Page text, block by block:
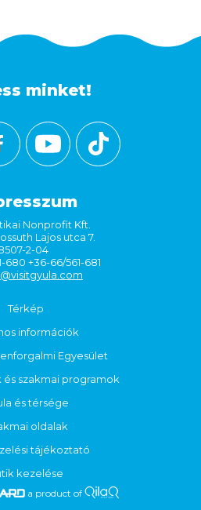
minket!
Nonprofit Kft.
Lajos utca 7.
2-04
680 +36-66/561-681
Térkép
információk
Egyesület
és szakmai programok
és térsége
oldalak
tájékoztató
kezelése
a product of